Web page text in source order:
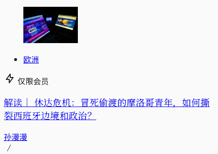
欧洲
仅限会员
解读｜ 休达危机：冒死偷渡的摩洛哥青年，如何撕
裂西班牙边境和政治？
孙漫漫